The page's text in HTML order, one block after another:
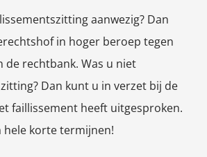
aanwezig? Dan
in hoger beroep tegen
de rechtbank. Was u niet
Dan kunt u in verzet bij de
faillissement heeft uitgesproken.
hele korte termijnen!